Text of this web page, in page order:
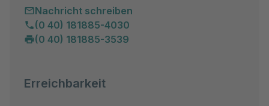
Nachricht schreiben
(0 40) 181885-4030
(0 40) 181885-3539
Erreichbarkeit